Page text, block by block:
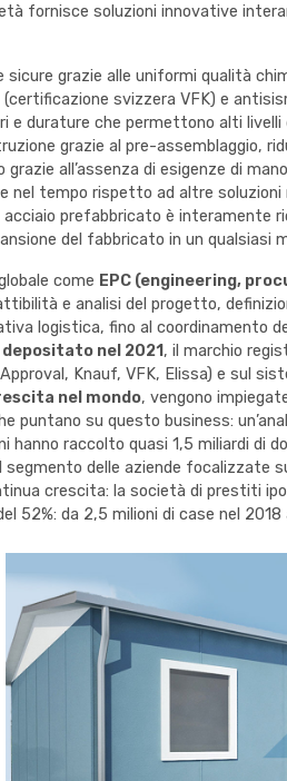
fornisce soluzioni innovative
grazie alle uniformi qualità
svizzera VFK) e
e durature che permettono alti
grazie al pre-assemblaggio,
grazie all’assenza di esigenze di
nel tempo rispetto ad altre soluzioni
acciaio prefabbricato è interamente
del fabbricato in un qualsiasi
come EPC (engineering,
e analisi del progetto,
logistica, fino al coordinamento
nel 2021 , il marchio
Knauf, VFK, Elissa) e sul
nel mondo, vengono
puntano su questo business:
raccolto quasi 1,5 miliardi di
delle aziende focalizzate
crescita: la società di prestiti
52%: da 2,5 milioni di case nel